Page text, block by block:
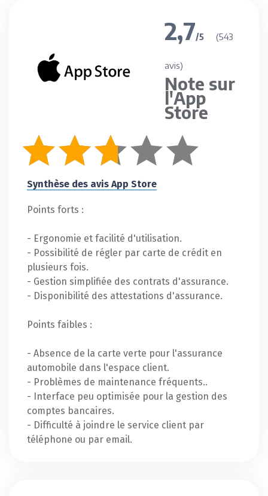
2,7/5 (543
avis)
Note sur
l'App
Store
Synthèse des avis App Store
Points forts :
- Ergonomie et facilité d'utilisation.
- Possibilité de régler par carte de crédit en
plusieurs fois.
- Gestion simplifiée des contrats d'assurance.
- Disponibilité des attestations d'assurance.
Points faibles :
- Absence de la carte verte pour l'assurance
automobile dans l'espace client.
- Problèmes de maintenance fréquents..
- Interface peu optimisée pour la gestion des
comptes bancaires.
- Difficulté à joindre le service client par
téléphone ou par email.